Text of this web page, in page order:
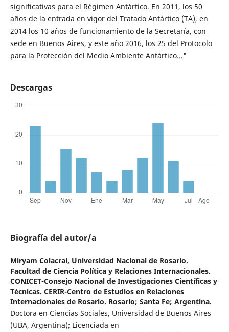
significativas para el Régimen Antártico. En 2011, los 50
años de la entrada en vigor del Tratado Antártico (TA), en
2014 los 10 años de funcionamiento de la Secretaría, con
sede en Buenos Aires, y este año 2016, los 25 del Protocolo
para la Protección del Medio Ambiente Antártico..."
Descargas
Biografía del autor/a
Miryam Colacrai, Universidad Nacional de Rosario.
Facultad de Ciencia Política y Relaciones Internacionales.
CONICET-Consejo Nacional de Investigaciones Científicas y
Técnicas. CERIR-Centro de Estudios en Relaciones
Internacionales de Rosario. Rosario; Santa Fe; Argentina.
Doctora en Ciencias Sociales, Universidad de Buenos Aires
(UBA, Argentina); Licenciada en